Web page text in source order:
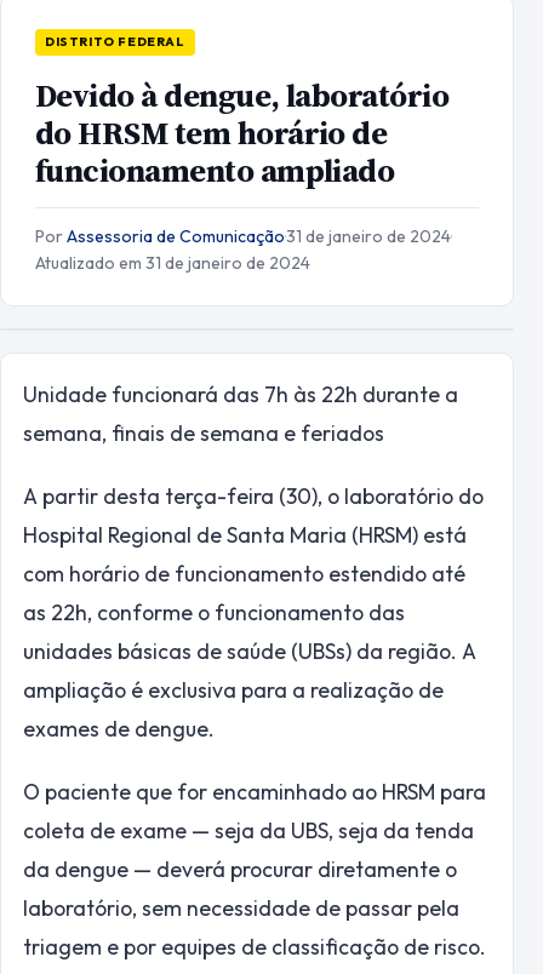
DISTRITO FEDERAL
Devido à dengue, laboratório
do HRSM tem horário de
funcionamento ampliado
PorAssessoria de Comunicação·31 de janeiro de 2024·
Atualizado em 31 de janeiro de 2024
Unidade funcionará das 7h às 22h durante a
semana, finais de semana e feriados
A partir desta terça-feira (30), o laboratório do
Hospital Regional de Santa Maria (HRSM) está
com horário de funcionamento estendido até
as 22h, conforme o funcionamento das
unidades básicas de saúde (UBSs) da região. A
ampliação é exclusiva para a realização de
exames de dengue.
O paciente que for encaminhado ao HRSM para
coleta de exame — seja da UBS, seja da tenda
da dengue — deverá procurar diretamente o
laboratório, sem necessidade de passar pela
triagem e por equipes de classificação de risco.